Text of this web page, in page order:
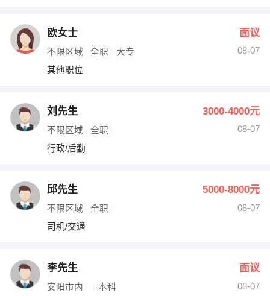
欧女士 面议
不限区域 全职 大专
08-07
其他职位
刘先生 3000-4000元
不限区域 全职
08-07
行政/后勤
邱先生 5000-8000元
不限区域 全职
08-07
司机/交通
李先生 面议
安阳市内 本科 08-07